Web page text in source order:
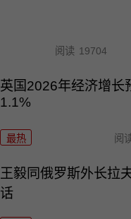
阅读 19704
英国2026年经济增长
1.1%
最热 阅
王毅同俄罗斯外长拉
话